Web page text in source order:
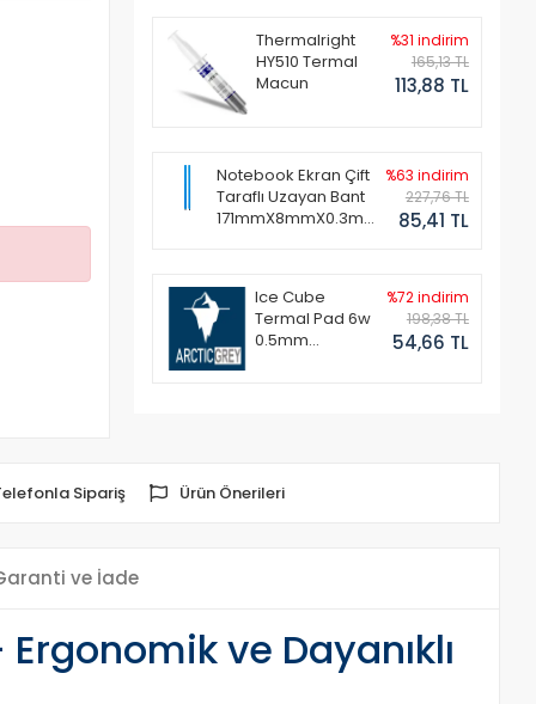
Thermalright
HY510 Termal
Macun
%31 indirim
165,13 TL
113,88 TL
Notebook Ekran Çift
Taraflı Uzayan Bant
171mmX8mmX0.3mm
%63 indirim
227,76 TL
85,41 TL
Ice Cube
Termal Pad 6w
0.5mm
%72 indirim
198,38 TL
54,66 TL
Sipariş Ürün Önerileri
ve İade
ve Dayanıklı